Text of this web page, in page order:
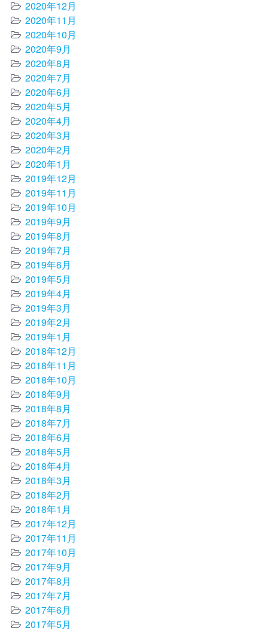
2020年12月
2020年11月
2020年10月
2020年9月
2020年8月
2020年7月
2020年6月
2020年5月
2020年4月
2020年3月
2020年2月
2020年1月
2019年12月
2019年11月
2019年10月
2019年9月
2019年8月
2019年7月
2019年6月
2019年5月
2019年4月
2019年3月
2019年2月
2019年1月
2018年12月
2018年11月
2018年10月
2018年9月
2018年8月
2018年7月
2018年6月
2018年5月
2018年4月
2018年3月
2018年2月
2018年1月
2017年12月
2017年11月
2017年10月
2017年9月
2017年8月
2017年7月
2017年6月
2017年5月